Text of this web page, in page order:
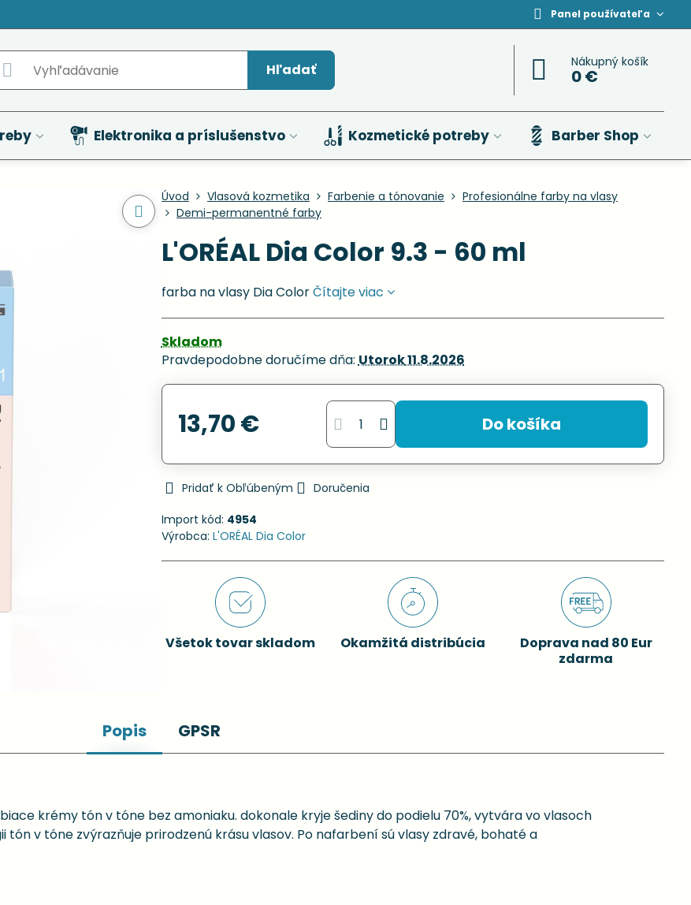
Panel používateľa
Hľadať Nákupný košík
0 €
Elektronika a príslušenstvo Kozmetické potreby Barber Shop
Úvod Vlasová kozmetika Farbenie a tónovanie
Profesionálne farby na vlasy
Demi-permanentné farby
L'ORÉAL Dia Color 9.3 - 60 ml
farba na vlasy Dia ColorČítajte viac
Skladom
Pravdepodobne doručíme dňa:Utorok11.8.2026
13,70 € Do košíka
Pridať k Obľúbeným
Doručenia
Import kód: 4954
Výrobca: L'ORÉAL Dia Color
Všetok tovar skladom Okamžitá distribúcia
Doprava nad 80 Eur
zdarma
Popis GPSR
krémy tón v tóne bez amoniaku. dokonale kryje šediny do podielu 70%, vytvára vo vlasoch
v tóne zvýrazňuje prirodzenú krásu vlasov. Po nafarbení sú vlasy zdravé, bohaté a